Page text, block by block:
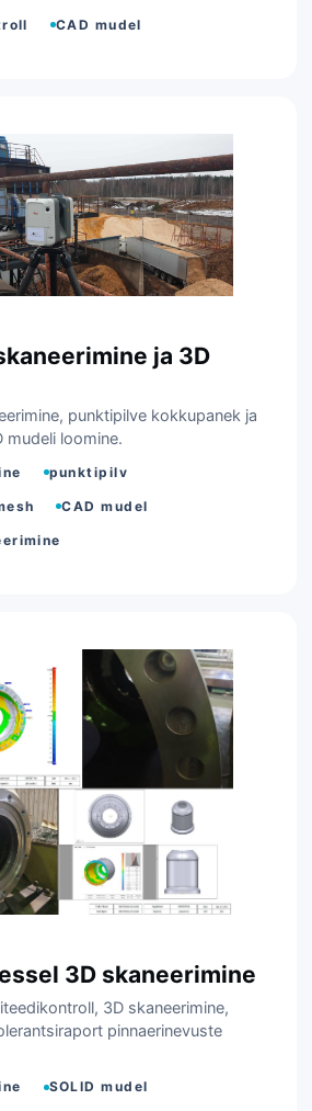
CAD mudel
ja 3D
punktipilve kokkupanek ja
mudeli loomine.
punktipilv
CAD mudel
3D skaneerimine
3D skaneerimine,
pinnaerinevuste
SOLID mudel